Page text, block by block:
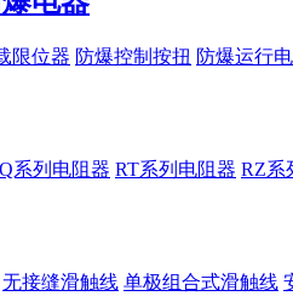
限位器 防爆控制按扭 防爆运行
系列电阻器 RT系列电阻器 RZ系
无接缝滑触线 单极组合式滑触线